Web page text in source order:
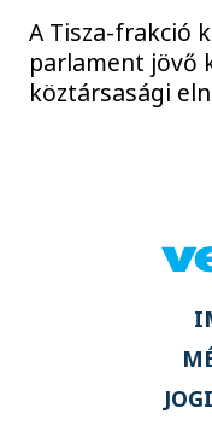
A Tisza-frakció
parlament jövő
köztársasági